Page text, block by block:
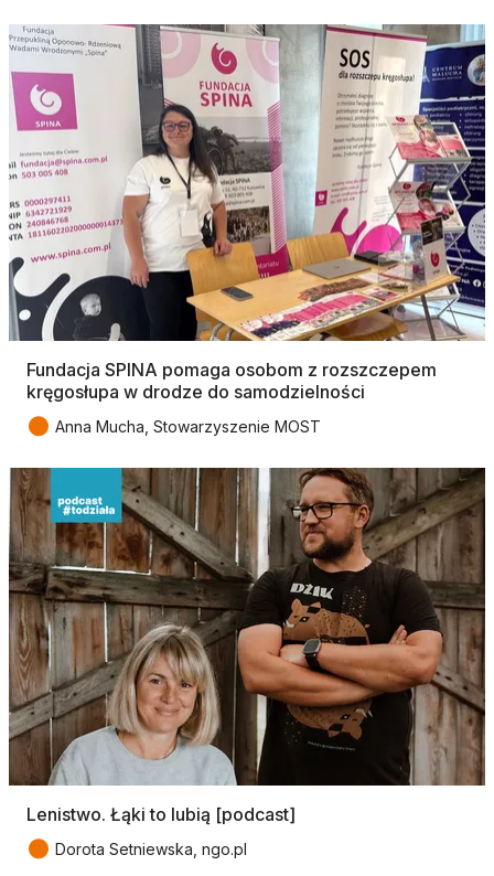
Fundacja SPINA pomaga osobom z rozszczepem
kręgosłupa w drodze do samodzielności
● Anna Mucha, Stowarzyszenie MOST
Lenistwo. Łąki to lubią [podcast]
● Dorota Setniewska, ngo.pl